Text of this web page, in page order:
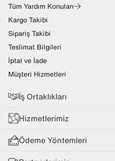
Tüm Yardım Konuları
Kargo Takibi
Sipariş Takibi
Teslimat Bilgileri
İptal ve İade
Müşteri Hizmetleri
İş Ortaklıkları
Hizmetlerimiz
Ödeme Yöntemleri